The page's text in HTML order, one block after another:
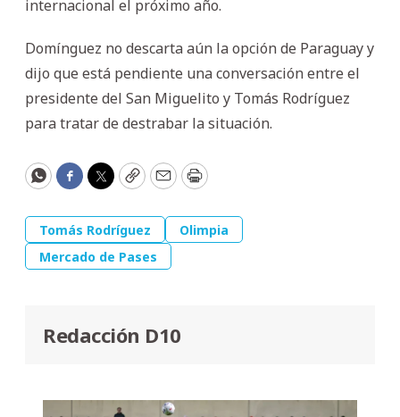
internacional el próximo año.
Domínguez no descarta aún la opción de Paraguay y
dijo que está pendiente una conversación entre el
presidente del San Miguelito y Tomás Rodríguez
para tratar de destrabar la situación.
WhatsApp
Facebook
Twitter
CopyEmailPrint
Tomás Rodríguez
Olimpia
Mercado de Pases
Redacción D10